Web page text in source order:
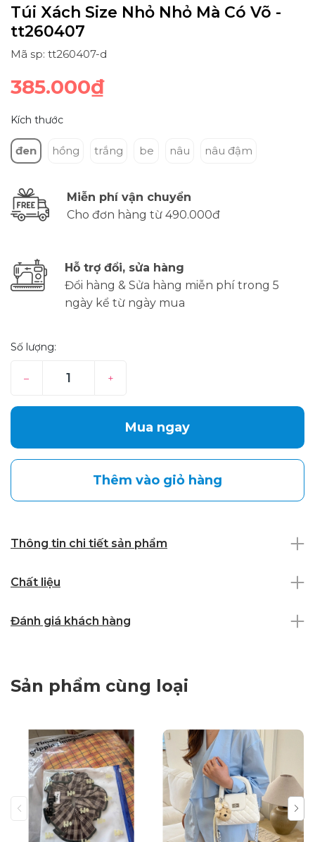
Túi Xách Size Nhỏ Nhỏ Mà Có Võ -
tt260407
Mã sp: tt260407-d
385.000₫
Kích thước
đen hồng trắng be nâu nâu đậm
Miễn phí vận chuyển
Cho đơn hàng từ 490.000đ
Hỗ trợ đổi, sửa hàng
Đổi hàng & Sửa hàng miễn phí trong 5
ngày kể từ ngày mua
Số lượng:
– +
Mua ngay
Thêm vào giỏ hàng
Thông tin chi tiết sản phẩm
Chất liệu
Đánh giá khách hàng
Sản phẩm cùng loại